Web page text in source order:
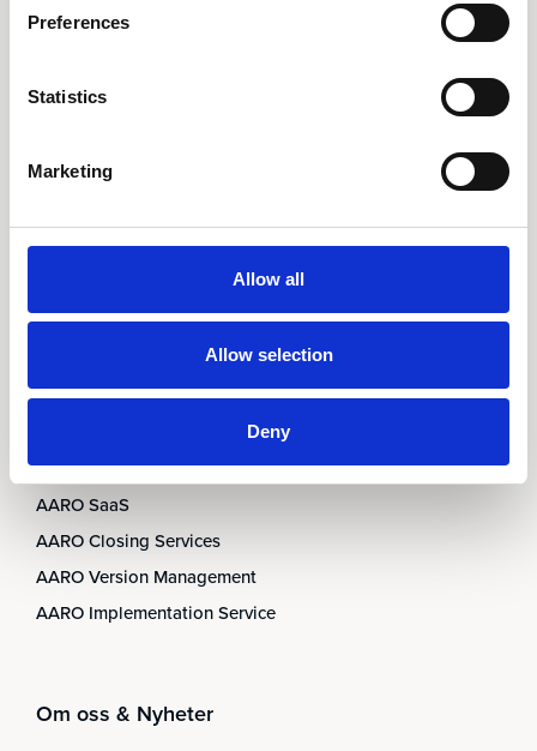
Preferences
Statistics
Marketing
Allow all
Allow selection
Deny
AARO Lease IFRS 16
AARO Security and Audit
AARO Integrator
AARO Dimension Import
AARO Academy
AARO Consultancy
AARO SaaS
AARO Closing Services
AARO Version Management
AARO Implementation Service
Om oss & Nyheter